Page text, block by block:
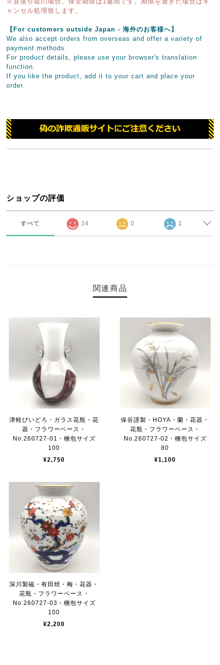
ャンセル処理致します。
【For customers outside Japan - 海外のお客様へ】
We also accept orders from overseas and offer a variety of
payment methods.
For product details, please use your browser's translation
function.
If you like the product, add it to your cart and place your
order.
ショップの評価
すべて 34 0 1
関連商品
津軽びいどろ・ガラス花瓶・花
器・フラワーベース・
No.260727-01・梱包サイズ
100
¥2,750
保谷謹製・HOYA・蘭・花器・
花瓶・フラワーベース・
No.260727-02・梱包サイズ
80
¥1,100
深川製磁・有田焼・梅・花器・
花瓶・フラワーベース・
No.260727-03・梱包サイズ
100
¥2,200